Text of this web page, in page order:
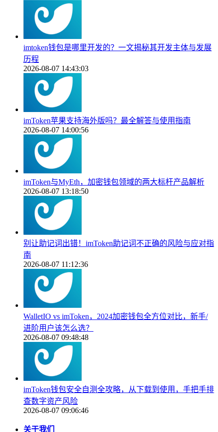
imtoken钱包是哪里开发的？一文揭秘其开发主体与发展
历程
2026-08-07 14:43:03
imToken苹果支持海外版吗？最全解答与使用指南
2026-08-07 14:00:56
imToken与MyEth，加密钱包领域的两大标杆产品解析
2026-08-07 13:18:50
别让助记词出错！imToken助记词不正确的风险与应对指
南
2026-08-07 11:12:36
WalletIO vs imToken，2024加密钱包全方位对比，新手/
进阶用户该怎么选？
2026-08-07 09:48:48
imToken钱包安全自测全攻略，从下载到使用，手把手排
查数字资产风险
2026-08-07 09:06:46
关于我们